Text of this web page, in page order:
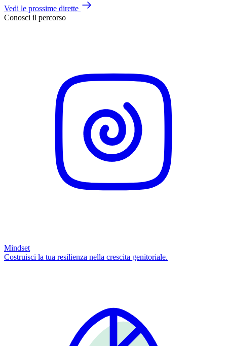
Vedi le prossime dirette
Conosci il percorso
Mindset
Costruisci la tua resilienza nella crescita genitoriale.